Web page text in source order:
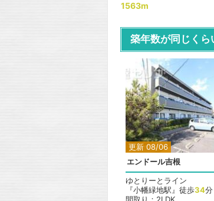
1563m
築年数が同じくら
更新 08/06
エンドール吉根
ゆとりーとライン
『小幡緑地駅』徒歩34分